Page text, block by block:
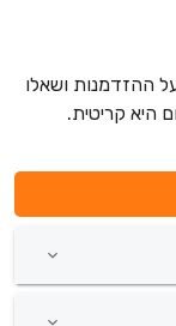
ההזדמנות ושאלו
היא קריטית.